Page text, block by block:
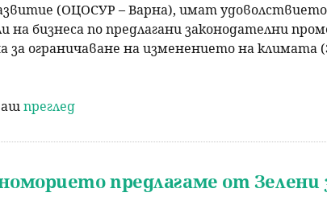
(ОЦОСУР – Варна), имат
бизнеса по предлагани законодателни
за ограничаване на изменението на климата
преглед
предлагаме от Зелени